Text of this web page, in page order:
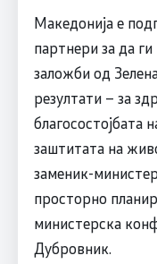
Македонија е
партнери за да
заложби од
резултати – за
благосостојбата
заштитата на
заменик-
просторно
министерска
Дубровник.